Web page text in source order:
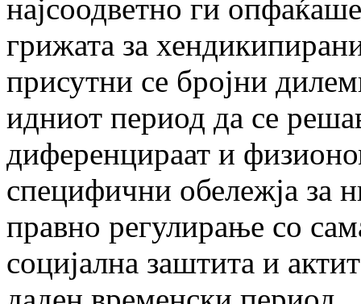
најсоодветно ги
грижата за
присутни се бројни
идниот период да се
диференцираат и
специфични обележја за
правно регулирање со
социјална заштита и